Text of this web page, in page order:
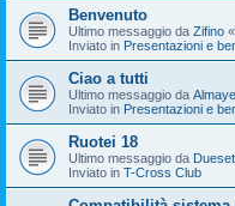
Benvenuto
Ultimo messaggio da Zifino «
Inviato in Presentazioni e
Ciao a tutti
Ultimo messaggio da
Inviato in Presentazioni e
Ruotei 18
Ultimo messaggio da
Inviato in T-Cross Club